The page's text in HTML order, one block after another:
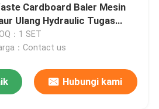
Cardboard Baler Mesin
Ulang Hydraulic Tugas
：1 SET
：Contact us
Hubungi kami